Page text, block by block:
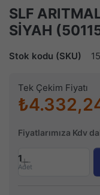
SLF
SİYAH
Stok kodu (SKU)
Tek Çekim Fiyatı
Fiyatlarımıza Kdv
1
Adet